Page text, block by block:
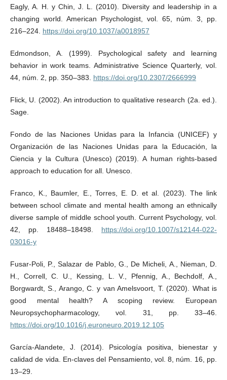
Eagly, A. H. y Chin, J. L. (2010). Diversity and leadership in a
changing world. American Psychologist, vol. 65, núm. 3, pp.
216–224. https://doi.org/10.1037/a0018957
Edmondson, A. (1999). Psychological safety and learning
behavior in work teams. Administrative Science Quarterly, vol.
44, núm. 2, pp. 350–383. https://doi.org/10.2307/2666999
Flick, U. (2002). An introduction to qualitative research (2a. ed.).
Sage.
Fondo de las Naciones Unidas para la Infancia (UNICEF) y
Organización de las Naciones Unidas para la Educación, la
Ciencia y la Cultura (Unesco) (2019). A human rights-based
approach to education for all. Unesco.
Franco, K., Baumler, E., Torres, E. D. et al. (2023). The link
between school climate and mental health among an ethnically
diverse sample of middle school youth. Current Psychology, vol.
42, pp. 18488–18498. https://doi.org/10.1007/s12144-022-
03016-y
Fusar-Poli, P., Salazar de Pablo, G., De Micheli, A., Nieman, D.
H., Correll, C. U., Kessing, L. V., Pfennig, A., Bechdolf, A.,
Borgwardt, S., Arango, C. y van Amelsvoort, T. (2020). What is
good mental health? A scoping review. European
Neuropsychopharmacology, vol. 31, pp. 33–46.
https://doi.org/10.1016/j.euroneuro.2019.12.105
García-Alandete, J. (2014). Psicología positiva, bienestar y
calidad de vida. En-claves del Pensamiento, vol. 8, núm. 16, pp.
13–29.